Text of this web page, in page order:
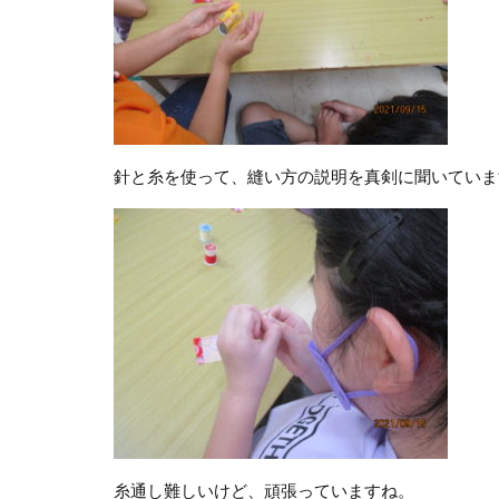
針と糸を使って、縫い方の説明を真剣に聞いてい
糸通し難しいけど、頑張っていますね。